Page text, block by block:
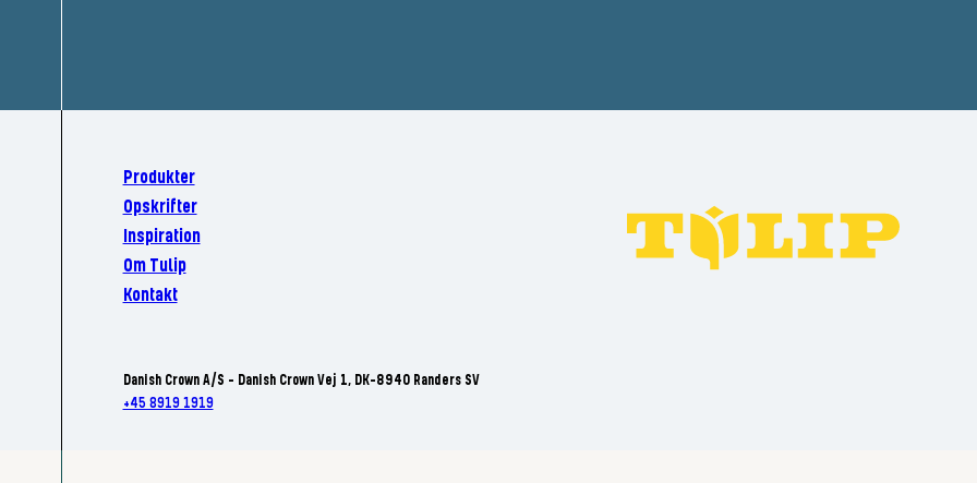
Produkter
Opskrifter
Inspiration
Om Tulip
Kontakt
Danish Crown A/S - Danish Crown Vej 1, DK-8940 Randers SV
+45 8919 1919